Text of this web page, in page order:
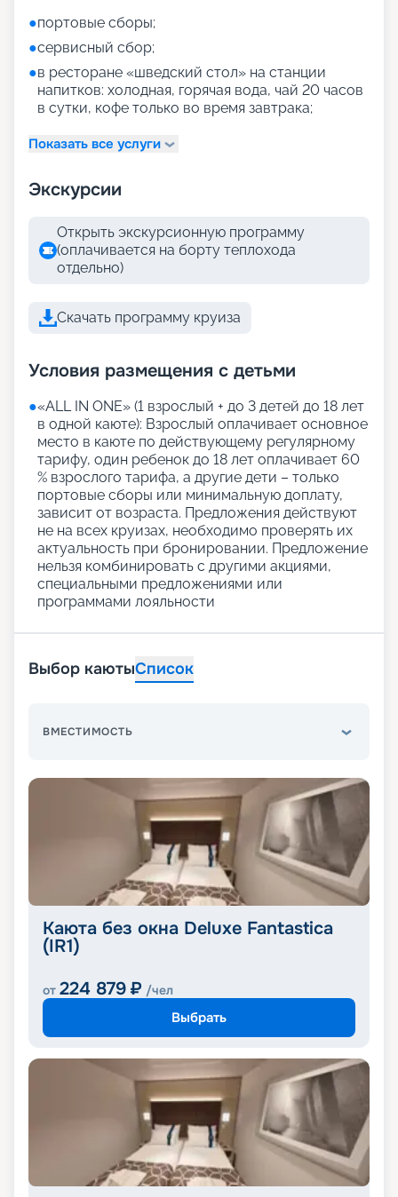
●портовые сборы;
●сервисный сбор;
●в ресторане «шведский стол» на станции
напитков: холодная, горячая вода, чай 20 часов
в сутки, кофе только во время завтрака;
Показать все услуги
Экскурсии
Открыть экскурсионную программу
(оплачивается на борту теплохода
отдельно)
Скачать программу круиза
Условия размещения с детьми
●«АLL IN ONE» (1 взрослый + до 3 детей до 18 лет
в одной каюте): Взрослый оплачивает основное
место в каюте по действующему регулярному
тарифу, один ребенок до 18 лет оплачивает 60
% взрослого тарифа, а другие дети – только
портовые сборы или минимальную доплату,
зависит от возраста. Предложения действуют
не на всех круизах, необходимо проверять их
актуальность при бронировании. Предложение
нельзя комбинировать с другими акциями,
специальными предложениями или
программами лояльности
Выбор каютыСписок
ВМЕСТИМОСТЬ
Каюта без окна Deluxe Fantastica
(IR1)
от 224 879 ₽ /чел
Выбрать